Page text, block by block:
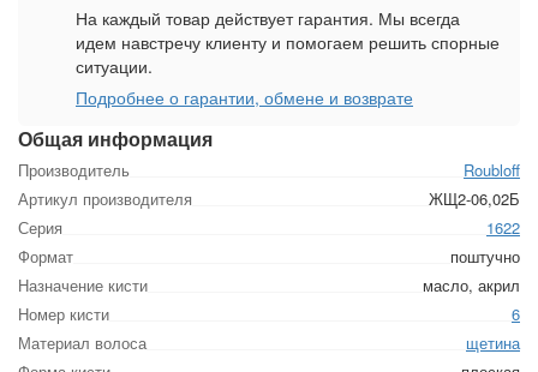
Общая информация
Производитель
Roubloff
Артикул производителя
ЖЩ2-06,02Б
Серия
1622
Формат
поштучно
Назначение кисти
масло, акрил
Номер кисти
6
Материал волоса
щетина
На каждый товар действует гарантия. Мы всегда
идем навстречу клиенту и помогаем решить спорные
ситуации.
Подробнее о гарантии, обмене и возврате